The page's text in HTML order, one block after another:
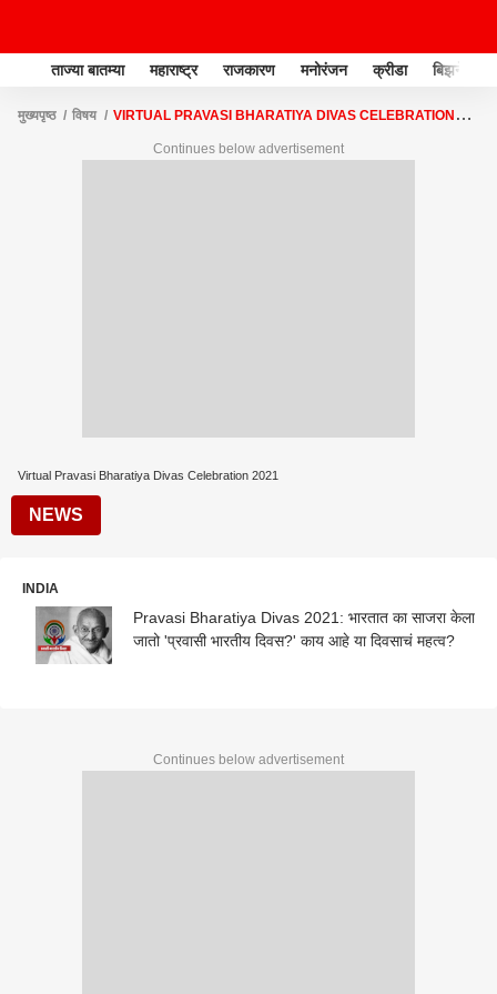
ताज्या बातम्या महाराष्ट्र राजकारण मनोरंजन क्रीडा बिझनेस
मुख्यपृष्ठ विषय
VIRTUAL PRAVASI BHARATIYA DIVAS CELEBRATION
Continues below advertisement
Virtual Pravasi Bharatiya Divas Celebration 2021
NEWS
INDIA
Pravasi Bharatiya Divas 2021: भारतात का साजरा केला
जातो 'प्रवासी भारतीय दिवस?' काय आहे या दिवसाचं महत्व?
Continues below advertisement